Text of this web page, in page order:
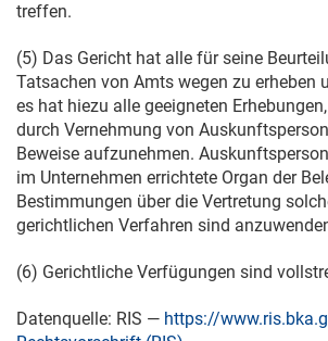
treffen.
(5) Das Gericht hat alle für seine
Tatsachen von Amts wegen zu erheben
es hat hiezu alle geeigneten
durch Vernehmung von
Beweise aufzunehmen.
im Unternehmen errichtete Organ der
Bestimmungen über die Vertretung
gerichtlichen Verfahren sind
(6) Gerichtliche Verfügungen sind
Datenquelle: RIS — https://